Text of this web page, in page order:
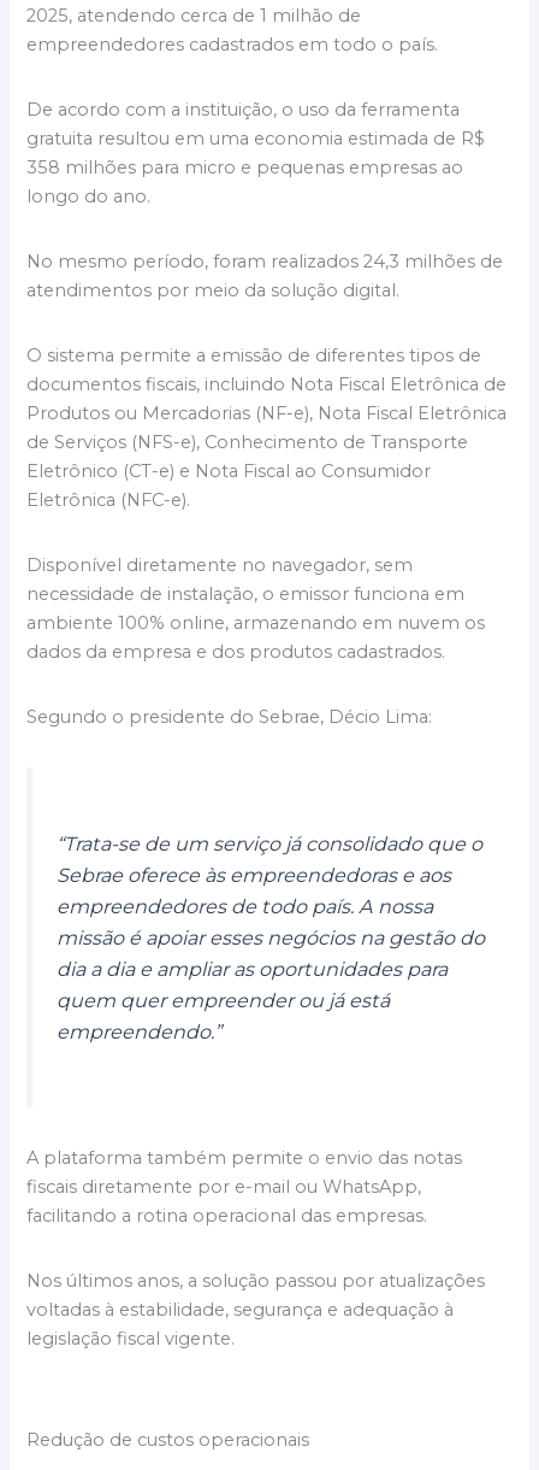
2025, atendendo cerca de 1 milhão de
empreendedores cadastrados em todo o país.
De acordo com a instituição, o uso da ferramenta
gratuita resultou em uma economia estimada de R$
358 milhões para micro e pequenas empresas ao
longo do ano.
No mesmo período, foram realizados 24,3 milhões de
atendimentos por meio da solução digital.
O sistema permite a emissão de diferentes tipos de
documentos fiscais, incluindo Nota Fiscal Eletrônica de
Produtos ou Mercadorias (NF-e), Nota Fiscal Eletrônica
de Serviços (NFS-e), Conhecimento de Transporte
Eletrônico (CT-e) e Nota Fiscal ao Consumidor
Eletrônica (NFC-e).
Disponível diretamente no navegador, sem
necessidade de instalação, o emissor funciona em
ambiente 100% online, armazenando em nuvem os
dados da empresa e dos produtos cadastrados.
Segundo o presidente do Sebrae, Décio Lima:
“Trata-se de um serviço já consolidado que o
Sebrae oferece às empreendedoras e aos
empreendedores de todo país. A nossa
missão é apoiar esses negócios na gestão do
dia a dia e ampliar as oportunidades para
quem quer empreender ou já está
empreendendo.”
A plataforma também permite o envio das notas
fiscais diretamente por e-mail ou WhatsApp,
facilitando a rotina operacional das empresas.
Nos últimos anos, a solução passou por atualizações
voltadas à estabilidade, segurança e adequação à
legislação fiscal vigente.
Redução de custos operacionais